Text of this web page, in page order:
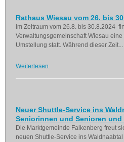
Rathaus Wiesau vom 26. bis
im Zeitraum vom 26.8. bis 30.8.2024
Verwaltungsgemeinschaft Wiesau
Umstellung statt. Während dieser Zeit...
Weiterlesen
Neuer Shuttle-Service ins
Seniorinnen und Senioren
Die Marktgemeinde Falkenberg freut
neuen Shuttle-Service ins